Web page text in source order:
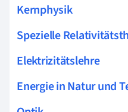
Kernphysik
Spezielle
Elektrizitätslehre
Energie in Natur und